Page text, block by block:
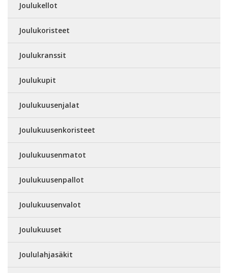
Joulukellot
Joulukoristeet
Joulukranssit
Joulukupit
Joulukuusenjalat
Joulukuusenkoristeet
Joulukuusenmatot
Joulukuusenpallot
Joulukuusenvalot
Joulukuuset
Joululahjasäkit